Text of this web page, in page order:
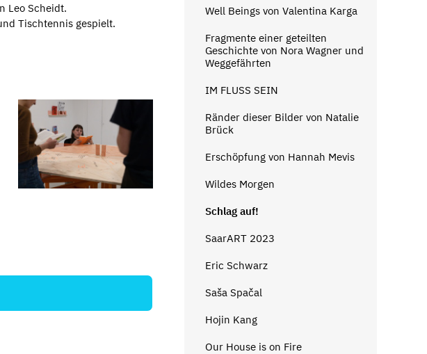
Leo Scheidt.
Tischtennis gespielt.
Well Beings von Valentina Karga
Fragmente einer geteilten
Geschichte von Nora Wagner und
Weggefährten
IM FLUSS SEIN
Ränder dieser Bilder von Natalie
Brück
Erschöpfung von Hannah Mevis
Wildes Morgen
Schlag auf!
SaarART 2023
Eric Schwarz
Saša Spačal
Hojin Kang
Our House is on Fire